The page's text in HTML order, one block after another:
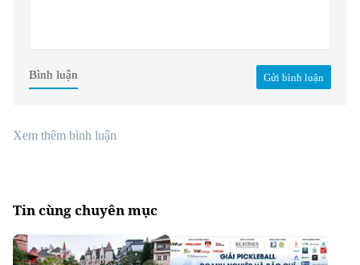
Gửi bình luận
Bình luận
Xem thêm bình luận
Tin cùng chuyên mục